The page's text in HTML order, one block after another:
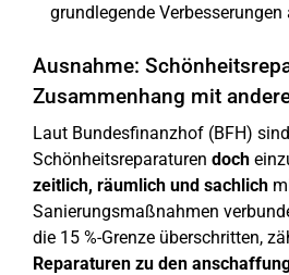
grundlegende Verbesserungen
Ausnahme:
Zusammenhang mit
Laut Bundesfinanzhof (BFH) sind
Schönheitsreparaturen doch
zeitlich, räumlich und sachlich
Sanierungsmaßnahmen
die 15 %-Grenze überschritten,
Reparaturen zu den